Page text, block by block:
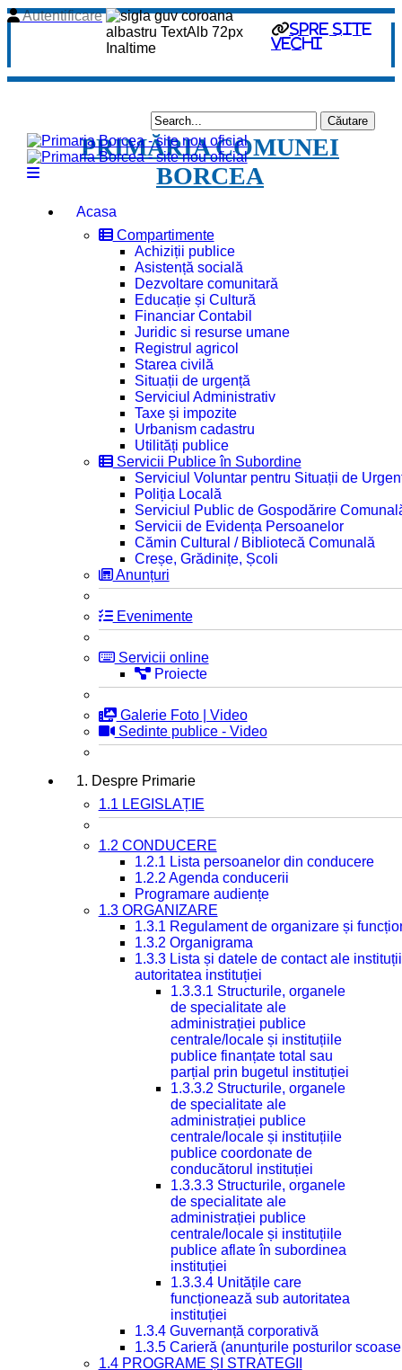
spre site
vechi
Autentificare
PRIMĂRIA COMUNEI
BORCEA
Acasa
Compartimente
Achiziții publice
Asistență socială
Dezvoltare comunitară
Educație și Cultură
Financiar Contabil
Juridic si resurse umane
Registrul agricol
Starea civilă
Situații de urgență
Serviciul Administrativ
Taxe și impozite
Urbanism cadastru
Utilități publice
Servicii Publice în Subordine
Serviciul Voluntar pentru Situații de
Poliția Locală
Serviciul Public de Gospodărire
Servicii de Evidența Persoanelor
Cămin Cultural / Bibliotecă Comunală
Creșe, Grădinițe, Școli
Anunțuri
Evenimente
Servicii online
Proiecte
Galerie Foto | Video
Sedinte publice - Video
1. Despre Primarie
1.1 LEGISLAȚIE
1.2 CONDUCERE
1.2.1 Lista persoanelor din conducere
1.2.2 Agenda conducerii
Programare audiențe
1.3 ORGANIZARE
1.3.1 Regulament de organizare și
1.3.2 Organigrama
1.3.3 Lista și datele de contact ale
autoritatea instituției
1.3.3.1 Structurile, organele
de specialitate ale
administrației publice
centrale/locale și instituțiile
publice finanțate total sau
parțial prin bugetul instituției
1.3.3.2 Structurile, organele
de specialitate ale
administrației publice
centrale/locale și instituțiile
publice coordonate de
conducătorul instituției
1.3.3.3 Structurile, organele
de specialitate ale
administrației publice
centrale/locale și instituțiile
publice aflate în subordinea
instituției
1.3.3.4 Unitățile care
funcționează sub autoritatea
instituției
1.3.4 Guvernanță corporativă
1.3.5 Carieră (anunțurile posturilor
1.4 PROGRAME ȘI STRATEGII